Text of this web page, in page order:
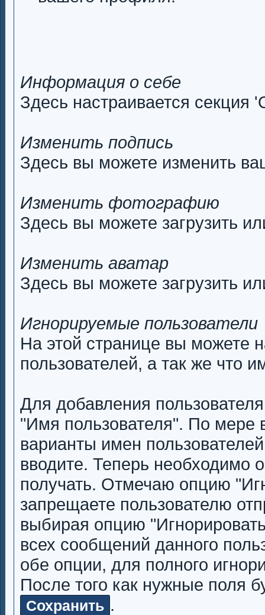
Информация о себе
Здесь настраивается
Изменить подпись
Здесь вы можете изменить
Изменить фотографию
Здесь вы можете загрузить
Изменить аватар
Здесь вы можете загрузить
Игнорируемые пользователи
На этой странице вы можете
пользователей, а так же что
Для добавления
"Имя пользователя". По мере
варианты имен
вводите. Теперь необходимо
получать. Отмечаю опцию
запрещаете пользователю
выбирая опцию
всех сообщений данного
обе опции, для полного
После того как нужные поля
Сохранить .